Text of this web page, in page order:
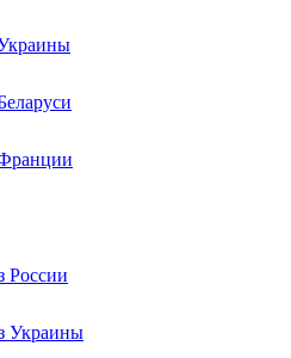
России
Украины